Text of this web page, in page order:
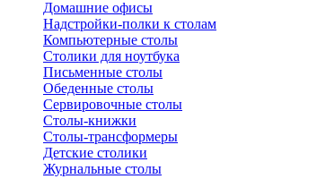
Домашние офисы
Надстройки-полки к столам
Компьютерные столы
Столики для ноутбука
Письменные столы
Обеденные столы
Сервировочные столы
Столы-книжки
Столы-трансформеры
Детские столики
Журнальные столы